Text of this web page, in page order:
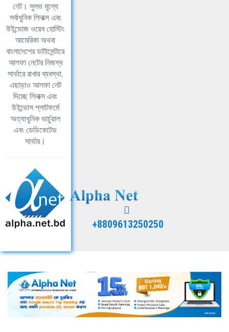
নেট। সুলভ মূল্যে
সর্বাধুনিক লিনাক্স এবং
উইন্ডোজ ওয়েব হোস্টিং
আমেরিকা অথবা
বাংলাদেশের ডাটাসেন্টারে
আলফা নেটের নিজস্ব
সার্ভারে রাখার ব্যবস্থা,
এছাড়াও আলফা নেট
দিচ্ছে লিনাক্স এবং
উইন্ডোস প্লাটফর্মে
অত্যাধুনিক ভার্চুয়াল
এবং ডেডিকেটেড
সার্ভার।
+8809613250250